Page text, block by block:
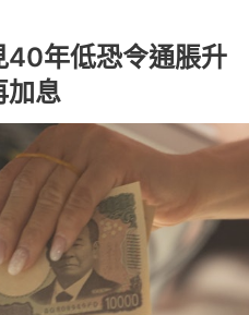
40年低恐令通脹升
息